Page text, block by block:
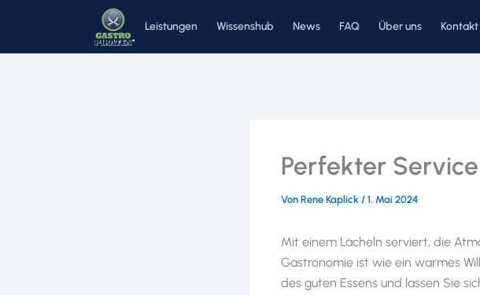
springen
Leistungen Wissenshub News FAQ Über uns Kontakt
Perfekter
Von Rene Kaplick / 1. Mai 2024
Mit einem Lächeln serviert, die
Gastronomie ist wie ein warmes
des guten Essens und lassen Sie